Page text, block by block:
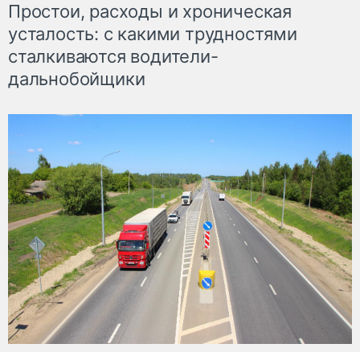
Простои, расходы и хроническая
усталость: с какими трудностями
сталкиваются водители-
дальнобойщики